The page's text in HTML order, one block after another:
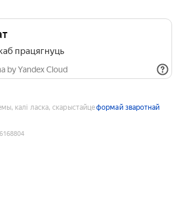
працягнуць
by Yandex Cloud
калі ласка, скарыстайцеформай зваротнай